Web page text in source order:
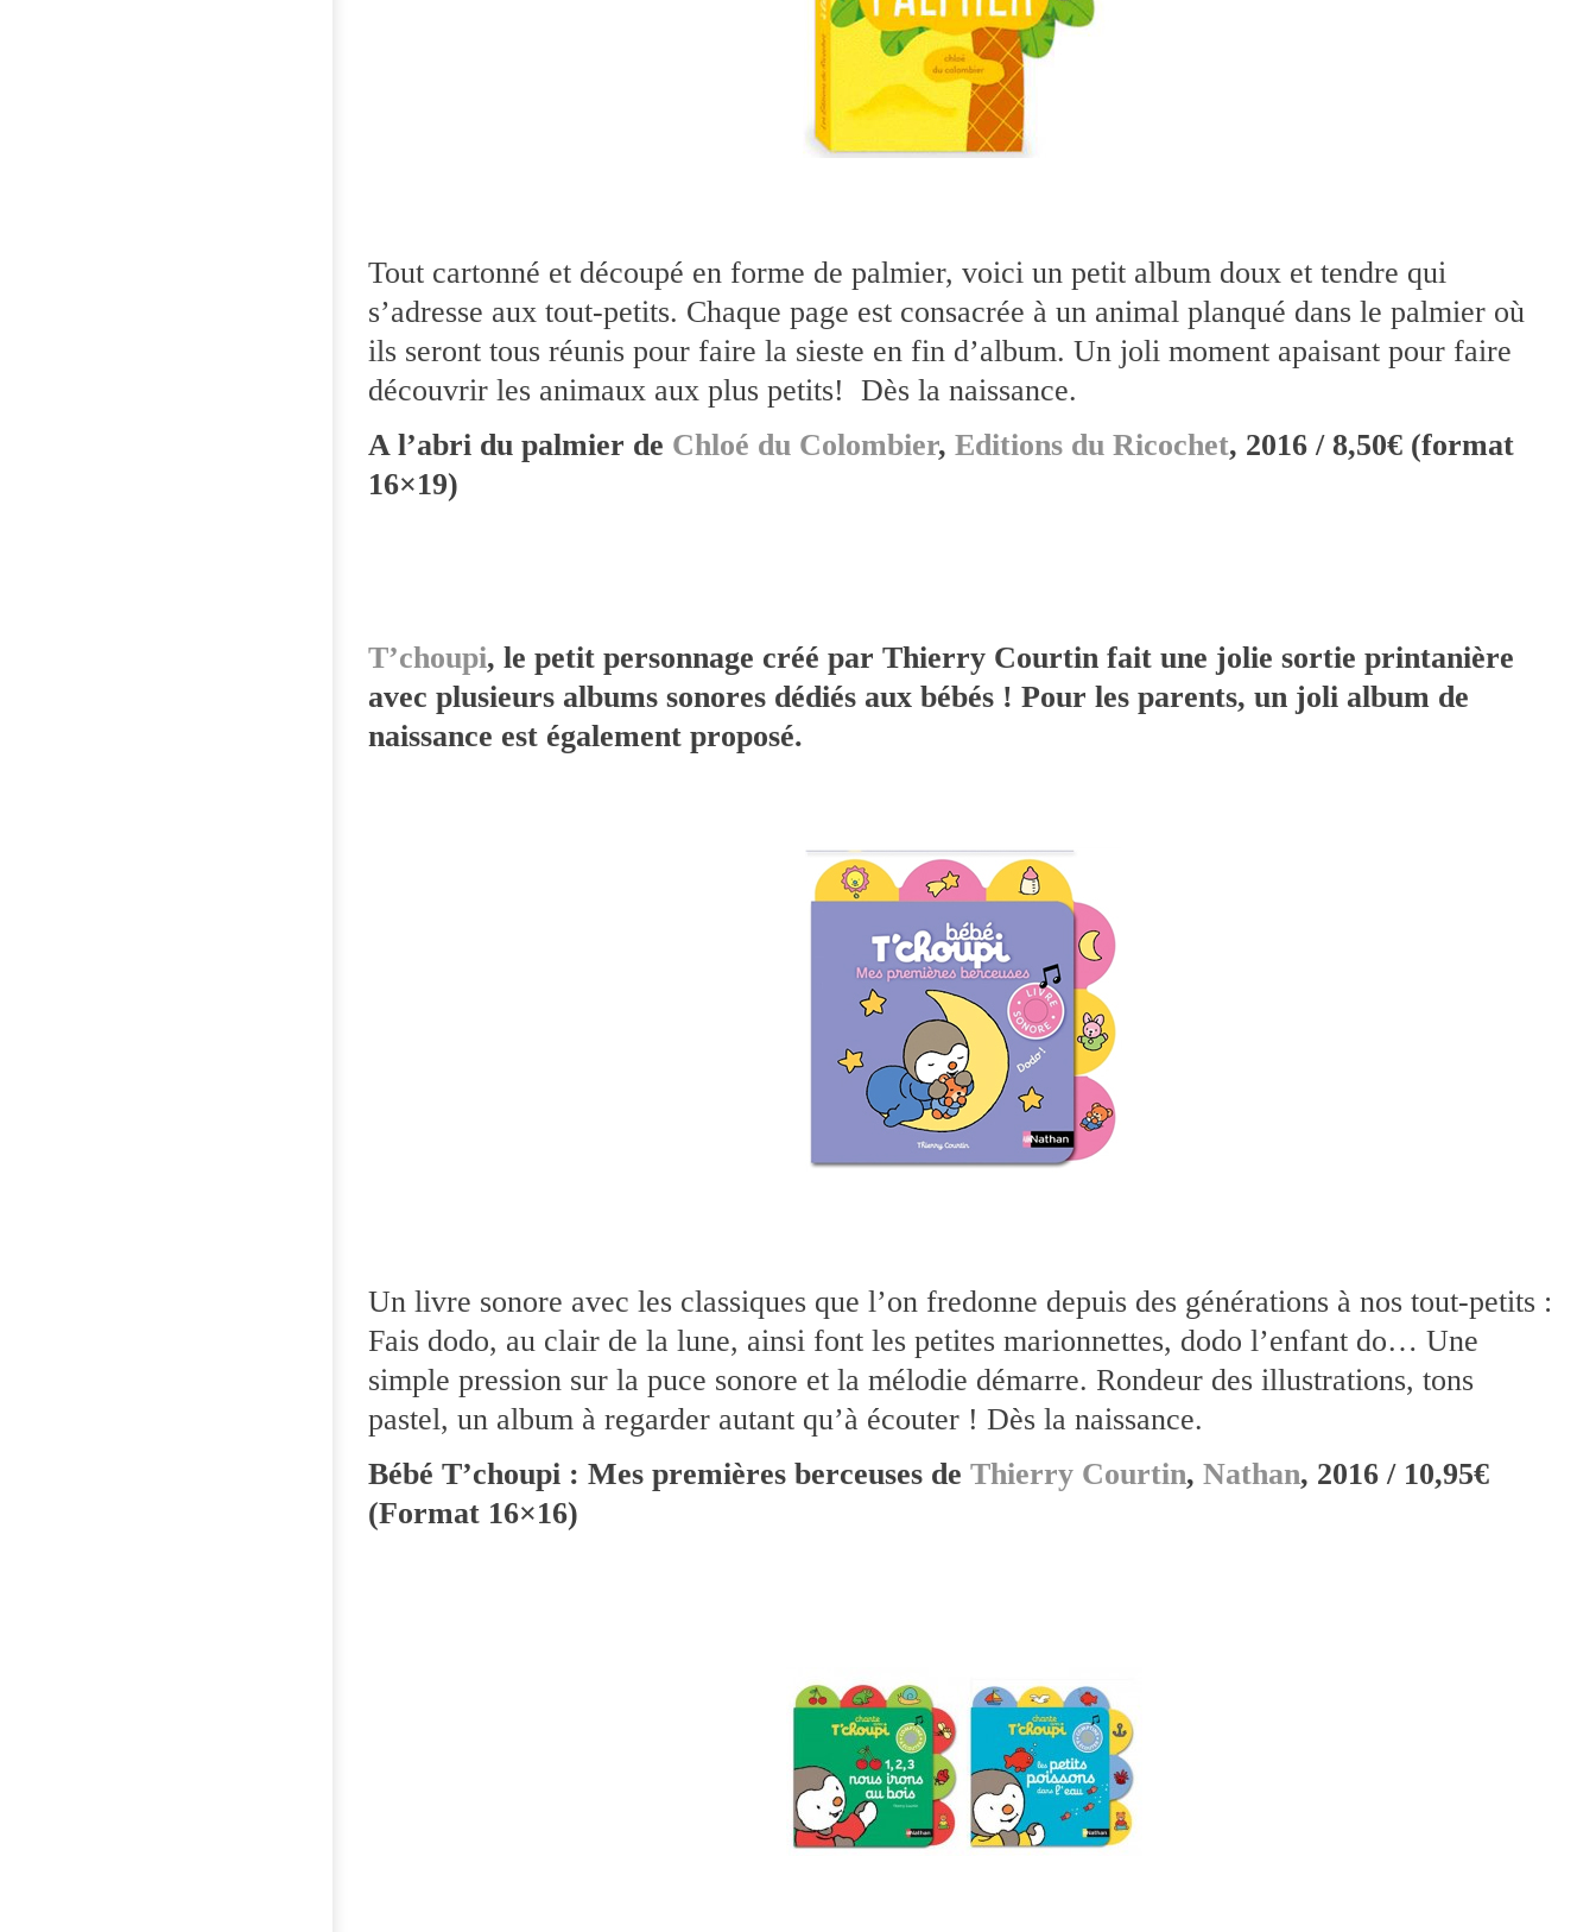
Tout cartonné et découpé en forme de palmier, voici un petit album doux et tendre qui
s’adresse aux tout-petits. Chaque page est consacrée à un animal planqué dans le palmier où
ils seront tous réunis pour faire la sieste en fin d’album. Un joli moment apaisant pour faire
découvrir les animaux aux plus petits! Dès la naissance.
A l’abri du palmier de Chloé du Colombier, Editions du Ricochet, 2016 / 8,50€ (format
16×19)
T’choupi, le petit personnage créé par Thierry Courtin fait une jolie sortie printanière
avec plusieurs albums sonores dédiés aux bébés ! Pour les parents, un joli album de
naissance est également proposé.
Un livre sonore avec les classiques que l’on fredonne depuis des générations à nos tout-petits :
Fais dodo, au clair de la lune, ainsi font les petites marionnettes, dodo l’enfant do… Une
simple pression sur la puce sonore et la mélodie démarre. Rondeur des illustrations, tons
pastel, un album à regarder autant qu’à écouter ! Dès la naissance.
Bébé T’choupi : Mes premières berceuses de Thierry Courtin, Nathan, 2016 / 10,95€
(Format 16×16)